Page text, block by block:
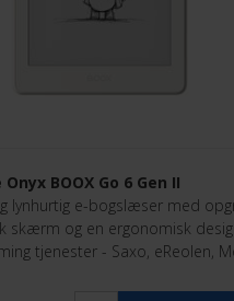
BOOX Go 6 Gen II
lynhurtig e-bogslæser med
skærm og en ergonomisk
tjenester - Saxo, eReolen,